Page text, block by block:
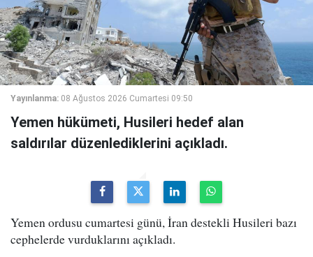
Yayınlanma: 08 Ağustos 2026 Cumartesi 09:50
Yemen hükümeti, Husileri hedef alan
saldırılar düzenlediklerini açıkladı.
Yemen ordusu cumartesi günü, İran destekli Husileri bazı
cephelerde vurduklarını açıkladı.